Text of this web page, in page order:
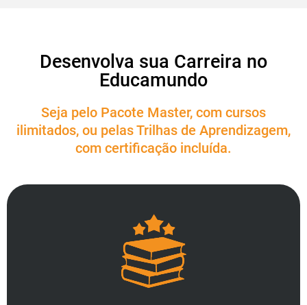
Desenvolva sua Carreira no
Educamundo
Seja pelo Pacote Master, com cursos
ilimitados, ou pelas Trilhas de Aprendizagem,
com certificação incluída.